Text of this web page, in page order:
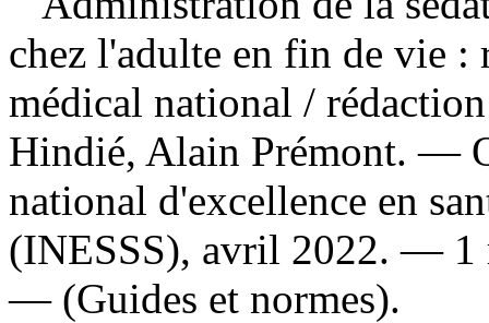
chez l'adulte en fin de vie :
médical national /
Hindié, Alain Prémont. —
national d'excellence en
(INESSS), avril 2022. — 1
— (Guides et normes).